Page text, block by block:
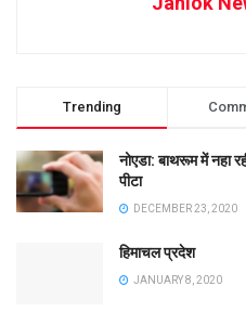
Trending
नोएडा: बाथरूम में नहा
पीटा
DECEMBER 23, 2020
हिमाचल प्रदेश
JANUARY 8, 2020